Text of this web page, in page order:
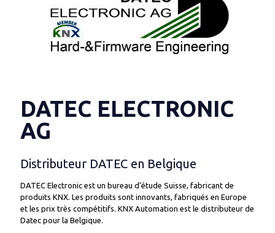
DATEC ELECTRONIC
AG
Distributeur DATEC en Belgique
DATEC Electronic est un bureau d’étude Suisse, fabricant de
produits KNX. Les produits sont innovants, fabriqués en Europe
et les prix très compétitifs. KNX Automation est le distributeur de
Datec pour la Belgique.